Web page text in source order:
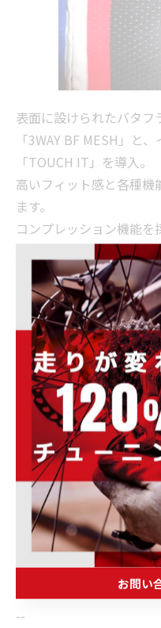
表面に設けられたバタフ
「3WAY BF MESH」と
「TOUCH IT」を導入。
高いフィット感と各種機
ます。
コンプレッション機能
筋肉の動きをサポート
是非一度ご試着くださ
お待ちしております
POWER-KIDS
住所 :群馬県伊勢崎市連
電話番号: 0270-23-
--
お問い
お問い